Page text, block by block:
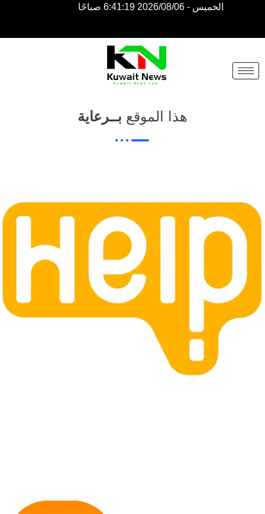
الخميس - 2026/08/06 6:41:19 صباحًا
NE
NEWS
ELEMENTOR
هذا الموقع بــرعاية